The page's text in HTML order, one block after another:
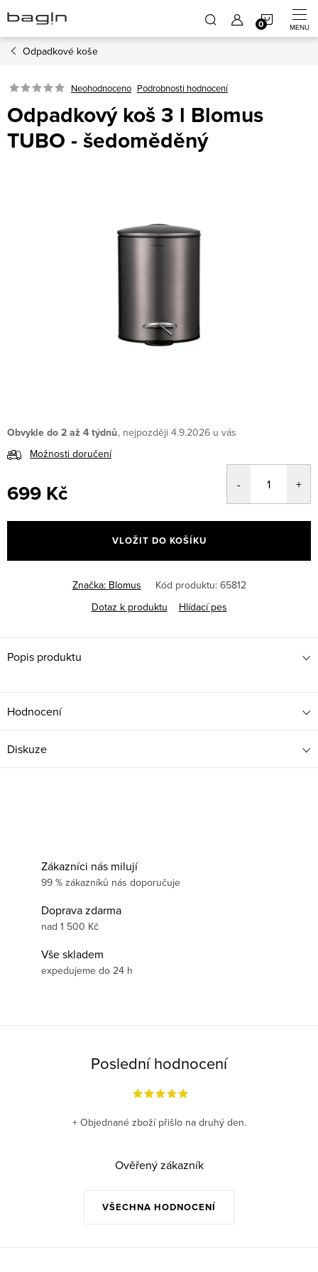
na
obsah
Odpadkové koše
Neohodnoceno Podrobnosti hodnocení
Odpadkový koš 3 l Blomus
TUBO - šedoměděný
Obvykle do 2 až 4 týdnů
4.9.2026
Možnosti doručení
699 Kč
cena:
VLOŽIT DO KOŠÍKU
Značka: Blomus Kód produktu: 65812
Dotaz k produktu
Hlídací pes
Popis produktu
Hodnocení
Diskuze
Zákazníci nás milují
99 % zákazníků nás doporučuje
Doprava zdarma
nad 1 500 Kč
Vše skladem
expedujeme do 24 h
Poslední hodnocení
VŠECHNA HODNOCENÍ
+ Objednané zboží přišlo na druhý den.
Ověřený zákazník